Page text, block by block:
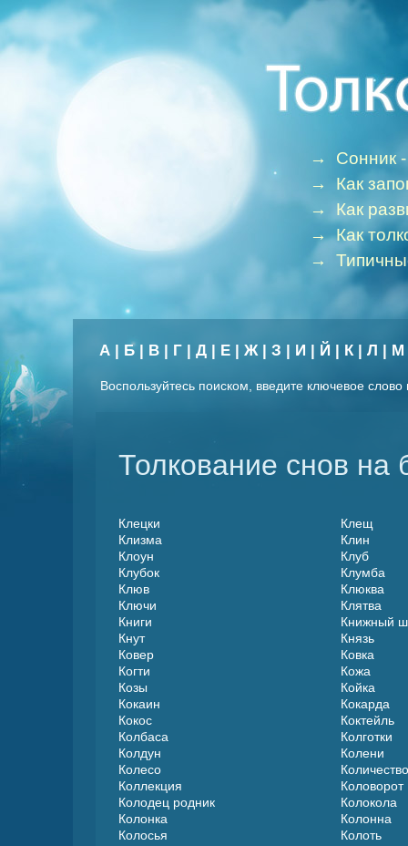
→ Сонник
→ Как
→ Как
→Как
→
А | Б| В | Г | Д | Е | Ж| З | И | Й | К| Л | М
Воспользуйтесь поиском, введите ключевое
Толкование снов на
Клецки
Клещ
Клизма
Клин
Клоун
Клуб
Клубок
Клумба
Клюв
Клюква
Ключи
Клятва
Книги
Книжный
Кнут
Князь
Ковер
Ковка
Когти
Кожа
Козы
Койка
Кокаин
Кокарда
Кокос
Коктейль
Колбаса
Колготки
Колдун
Колени
Колесо
Коллекция
Коловорот
Колодец родник
Колокола
Колонка
Колонна
Колосья
Колоть